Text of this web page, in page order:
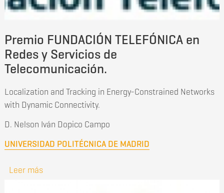
Premio FUNDACIÓN TELEFÓNICA en
Redes y Servicios de
Telecomunicación.
Localization and Tracking in Energy-Constrained Networks
with Dynamic Connectivity.
D. Nelson Iván Dopico Campo
UNIVERSIDAD POLITÉCNICA DE MADRID
Leer mássobre Premio FUNDACIÓN TELEFÓNICA en Redes